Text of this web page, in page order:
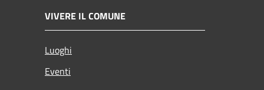
VIVERE IL COMUNE
Luoghi
Eventi